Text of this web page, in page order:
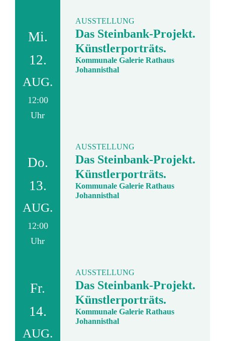
Mi.
12.
AUG.
12:00
Uhr
AUSSTELLUNG
Das Steinbank-Projekt.
Künstlerporträts.
Kommunale Galerie Rathaus
Johannisthal
Do.
13.
AUG.
12:00
Uhr
AUSSTELLUNG
Das Steinbank-Projekt.
Künstlerporträts.
Kommunale Galerie Rathaus
Johannisthal
Fr.
14.
AUG.
AUSSTELLUNG
Das Steinbank-Projekt.
Künstlerporträts.
Kommunale Galerie Rathaus
Johannisthal